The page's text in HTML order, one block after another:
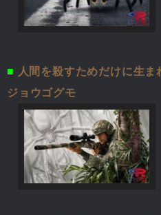
■ 人間を殺すためだけに生
ジョウゴグモ